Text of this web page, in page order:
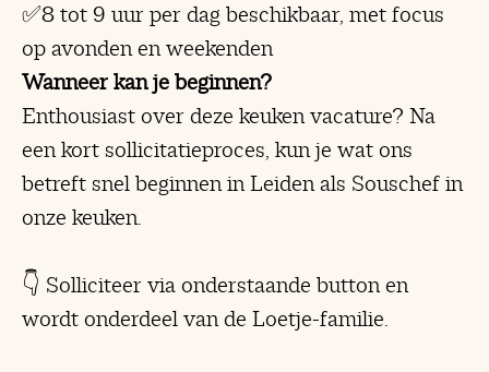
✅8 tot 9 uur per dag beschikbaar, met focus
op avonden en weekenden
Wanneer kan je beginnen?
Enthousiast over deze keuken vacature? Na
een kort sollicitatieproces, kun je wat ons
betreft snel beginnen in Leiden als Souschef in
onze keuken.
👇 Solliciteer via onderstaande button en
wordt onderdeel van de Loetje-familie.